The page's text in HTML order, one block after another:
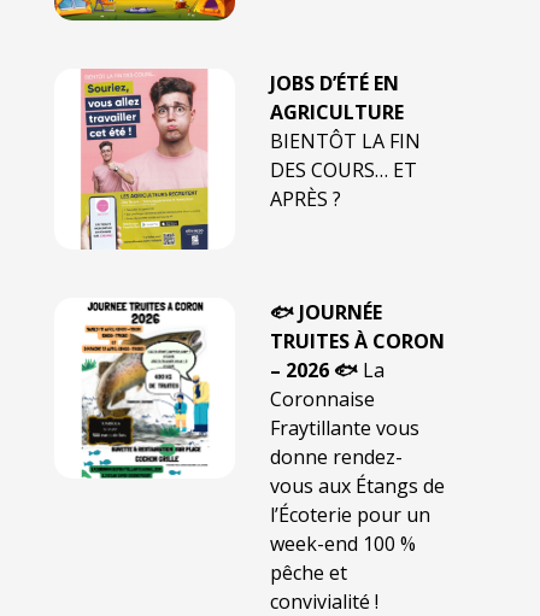
JOBS D’ÉTÉ EN
AGRICULTURE
BIENTÔT LA FIN
DES COURS… ET
APRÈS ?
🐟 JOURNÉE
TRUITES À CORON
– 2026 🐟 La
Coronnaise
Fraytillante vous
donne rendez-
vous aux Étangs de
l’Écoterie pour un
week-end 100 %
pêche et
convivialité !